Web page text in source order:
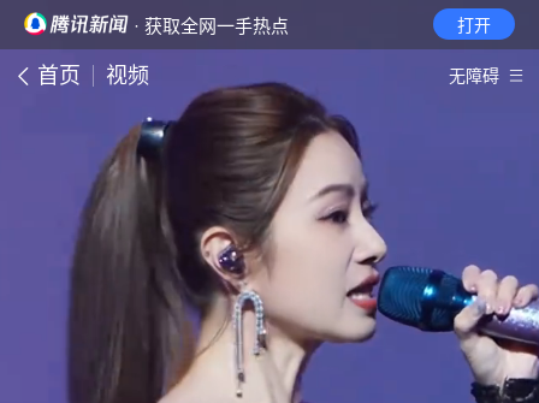
· 获取全网一手热点 打开
首页 视频 无障碍